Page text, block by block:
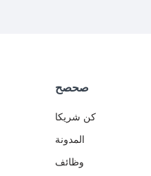
صحصح
كن شريكا
المدونة
وظائف